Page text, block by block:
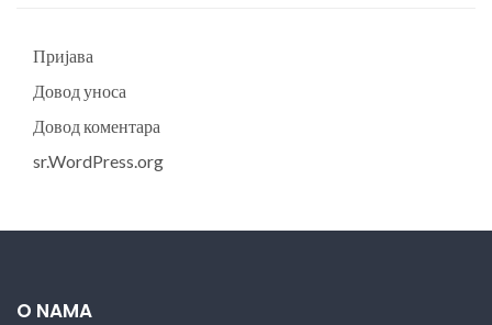
Пријава
Довод уноса
Довод коментара
sr.WordPress.org
O NAMA